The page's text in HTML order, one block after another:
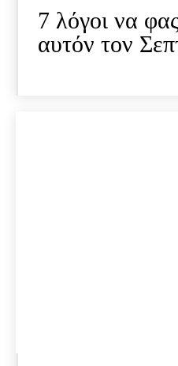
7 λόγοι να
αυτόν τον